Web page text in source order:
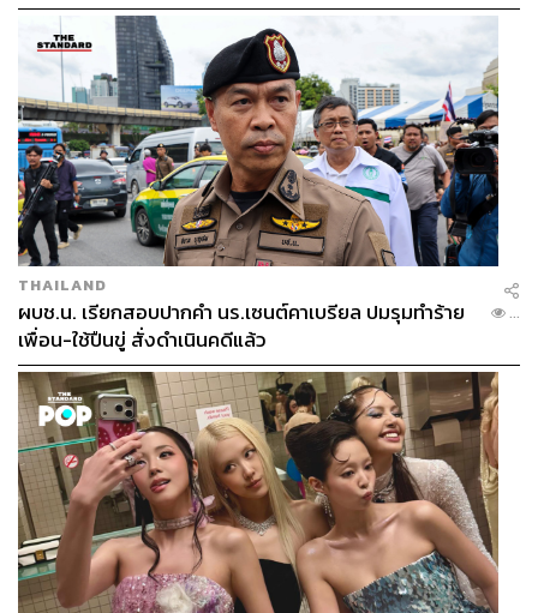
THAILAND
ผบช.น. เรียกสอบปากคำ นร.เซนต์คาเบรียล ปมรุมทำร้าย
เพื่อน-ใช้ปืนขู่ สั่งดำเนินคดีแล้ว
...